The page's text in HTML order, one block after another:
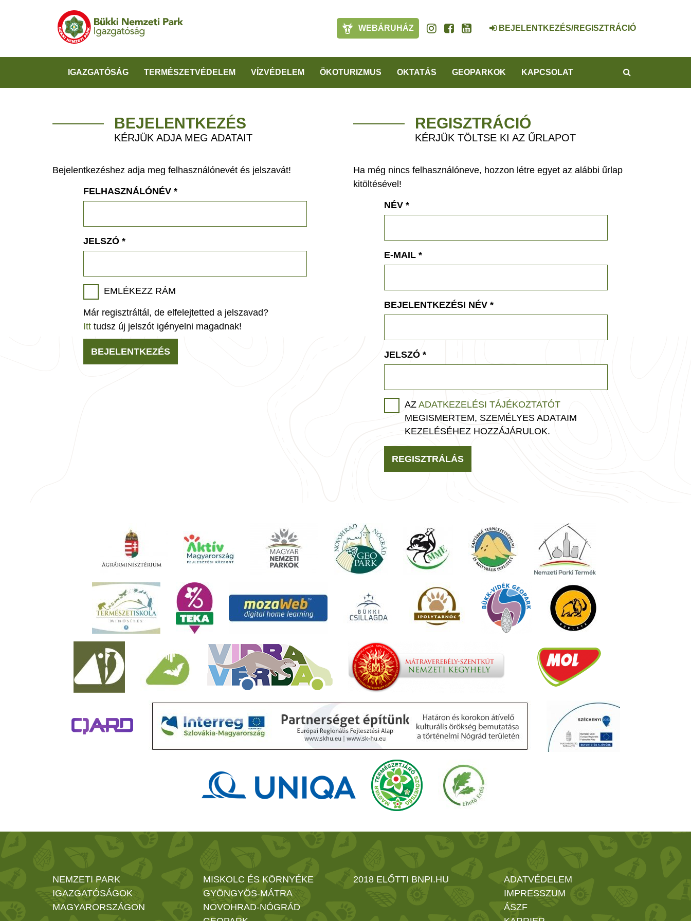
WEBÁRUHÁZ BEJELENTKEZÉS/REGISZTRÁCIÓ
IGAZGATÓSÁG TERMÉSZETVÉDELEM VÍZVÉDELEM ÖKOTURIZMUS OKTATÁS GEOPARKOK KAPCSOLAT
BEJELENTKEZÉS
KÉRJÜK ADJA MEG ADATAIT
Bejelentkezéshez adja meg felhasználónevét és jelszavát!
FELHASZNÁLÓNÉV *
JELSZÓ *
EMLÉKEZZ RÁM
Már regisztráltál, de elfelejtetted a jelszavad?
Itt tudsz új jelszót igényelni magadnak!
BEJELENTKEZÉS
REGISZTRÁCIÓ
KÉRJÜK TÖLTSE KI AZ ŰRLAPOT
Ha még nincs felhasználóneve, hozzon létre egyet az alábbi űrlap
kitöltésével!
NÉV *
E-MAIL *
BEJELENTKEZÉSI NÉV *
JELSZÓ *
AZ ADATKEZELÉSI TÁJÉKOZTATÓT
MEGISMERTEM, SZEMÉLYES ADATAIM
KEZELÉSÉHEZ HOZZÁJÁRULOK.
REGISZTRÁLÁS
NEMZETI PARK
IGAZGATÓSÁGOK
MAGYARORSZÁGON
MISKOLC ÉS KÖRNYÉKE
GYÖNGYÖS-MÁTRA
NOVOHRAD-NÓGRÁD
2018 ELŐTTI BNPI.HU
ADATVÉDELEM
IMPRESSZUM
ÁSZF